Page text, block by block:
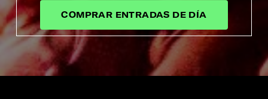
COMPRAR ENTRADAS DE DÍA